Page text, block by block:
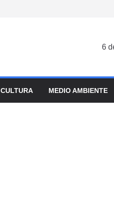
6
CULTURA MEDIO AMBIENTE